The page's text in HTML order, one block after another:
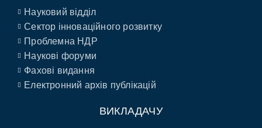
Науковий відділ
Сектор інноваційного розвитку
Проблемна НДР
Наукові форуми
Фахові видання
Електронний архів публікацій
ВИКЛАДАЧУ